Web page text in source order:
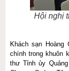
Hội nghị
Khách sạn
chính trong khuôn
thư Tỉnh ủy